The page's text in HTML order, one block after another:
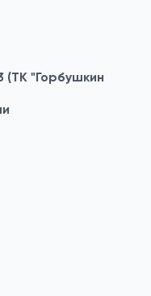
(ТК "Горбушкин